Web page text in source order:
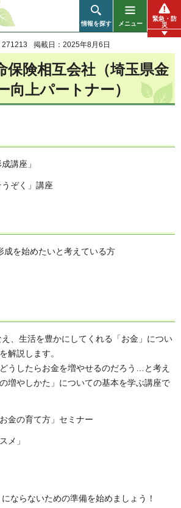
情報を探す メニュー
緊急・防
災
271213 掲載日：2025年8月6日
保険相互会社（埼玉県金
向上パートナー）
講座」
ぞく」講座
成を始めたいと考えている方
、生活を豊かにしてくれる「お金」につい
解説します。
うしたらお金を増やせるのだろう…と考え
増やしかた」についての基本を学ぶ講座で
金の育て方」セミナー
スメ」
ならないための準備を始めましょう！